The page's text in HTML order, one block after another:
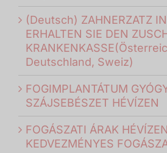
(Deutsch) ZAHNERZATZ
ERHALTEN SIE DEN
Deutschland, Sweiz)
FOGIMPLANTÁTUM
SZÁJSEBÉSZET HÉVÍZEN
FOGÁSZATI ÁRAK
KEDVEZMÉNYES